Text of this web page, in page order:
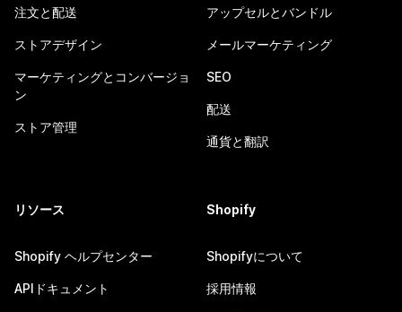
注文と配送
ストアデザイン
マーケティングとコンバージョ
ン
ストア管理
アップセルとバンドル
メールマーケティング
SEO
配送
通貨と翻訳
リソース
Shopify ヘルプセンター
APIドキュメント
Shopify
Shopifyについて
採用情報